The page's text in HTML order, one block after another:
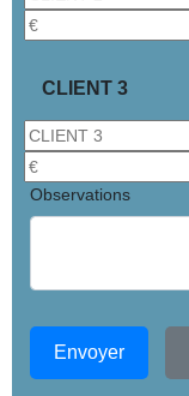
CLIENT 3
Observations
Envoyer